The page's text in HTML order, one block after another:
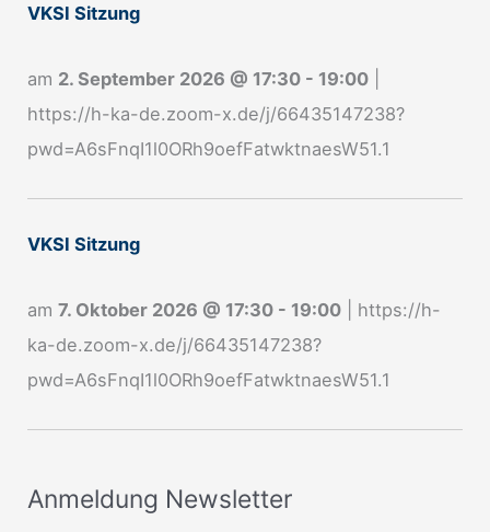
VKSI Sitzung
am 2. September 2026 @ 17:30 - 19:00
https://h-ka-de.zoom-x.de/j/66435147238?
pwd=A6sFnqI1l0ORh9oefFatwktnaesW51.1
VKSI Sitzung
am7. Oktober 2026 @ 17:30 - 19:00
https://h-
ka-de.zoom-x.de/j/66435147238?
pwd=A6sFnqI1l0ORh9oefFatwktnaesW51.1
Anmeldung Newsletter
m
l
d
u
n
w
t